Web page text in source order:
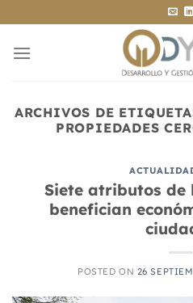
al
contenido
ARCHIVOS DE
PROPIEDADES
Siete atributos de
benefician
POSTED ON 26